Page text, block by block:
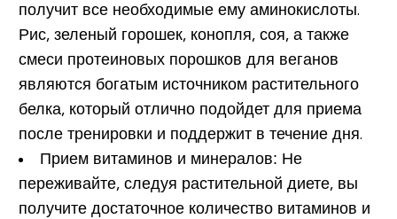
получит все необходимые ему аминокислоты.
Рис, зеленый горошек, конопля, соя, а также
смеси протеиновых порошков для веганов
являются богатым источником растительного
белка, который отлично подойдет для приема
после тренировки и поддержит в течение дня.
Прием витаминов и минералов: Не
переживайте, следуя растительной диете, вы
получите достаточное количество витаминов и